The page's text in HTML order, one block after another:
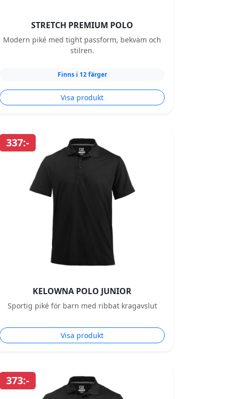
STRETCH PREMIUM POLO
Modern piké med tight passform, bekväm och
stilren.
Finns i 12 färger
Visa produkt
337:-
KELOWNA POLO JUNIOR
Sportig piké för barn med ribbat kragavslut
Visa produkt
373:-